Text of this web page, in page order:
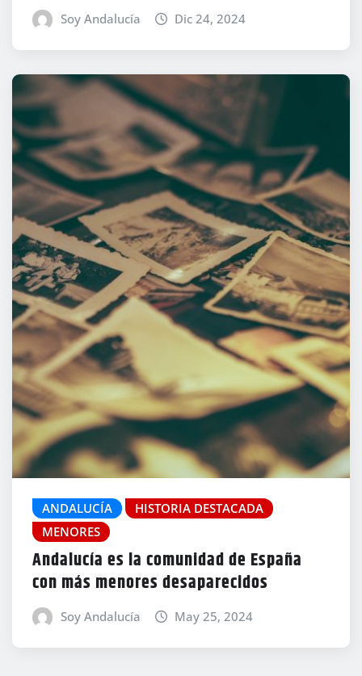
Soy Andalucía Dic 24, 2024
ANDALUCÍA
HISTORIA DESTACADA
MENORES
Andalucía es la comunidad de España
con más menores desaparecidos
Soy Andalucía May 25, 2024